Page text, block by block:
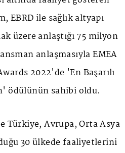
EBRD ile sağlık altyapı
üzere anlaştığı 75 milyon
anlaşmasıyla EMEA
2022'de 'En Başarılı
ödülünün sahibi oldu.
Türkiye, Avrupa, Orta Asya
30 ülkede faaliyetlerini